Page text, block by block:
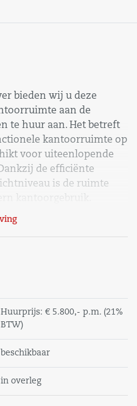
bieden wij u deze
aan de
te huur aan. Het betreft
kantoorruimte op
voor uiteenlopende
de efficiënte
is de ruimte
korte afstand van de
de A58. In de
bedrijven en
Bedrijventerreinen
Vlissingen met de
Huurprijs: € 5.800,- p.m. (21%
BTW)
beschikbaar
in overleg